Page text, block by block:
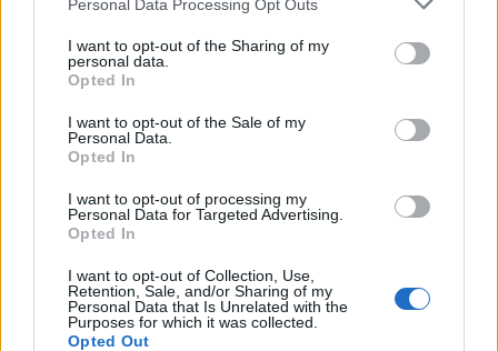
not limited to your visit or usage behaviour. You may click to
grant or deny consent to Google and its third-party tags to
use your data for below specified purposes in below Google
consent section.
Personal Data Processing Opt Outs
I want to opt-out of the Sharing of my
personal data.
Opted In
I want to opt-out of the Sale of my
Personal Data.
Opted In
I want to opt-out of processing my
Personal Data for Targeted Advertising.
Opted In
I want to opt-out of Collection, Use,
Retention, Sale, and/or Sharing of my
Personal Data that Is Unrelated with the
Purposes for which it was collected.
Opted Out